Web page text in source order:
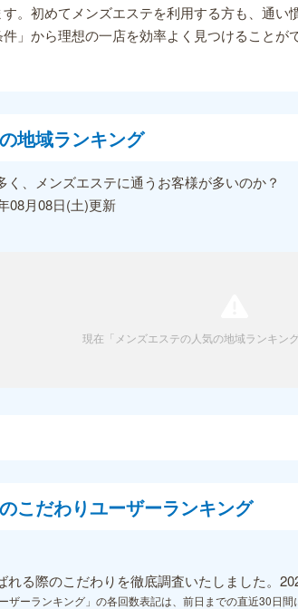
。初めてメンズエステを利用する方も、通
」から理想の一店を効率よく見つけることが
地域ランキング
く、メンズエステに通うお客様が多いのか？
08月08日(土)更新
現在「メンズエステの人気の地域ランキン
こだわりユーザーランキング
れる際のこだわりを徹底調査いたしました。
ーランキング」の各回数表記は、前日までの直近30日間